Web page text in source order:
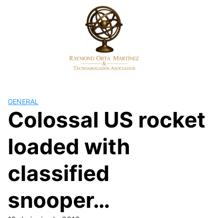
GENERAL
Colossal US rocket
loaded with
classified
snooper…